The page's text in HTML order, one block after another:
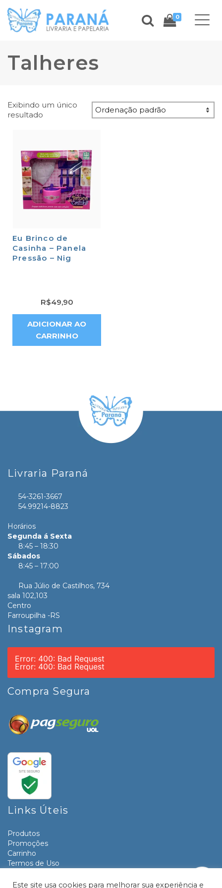
0
Talheres
Exibindo um único
resultado
Eu Brinco de
Casinha – Panela
Pressão – Nig
R$49,90
ADICIONAR AO
CARRINHO
Livraria Paraná
54-3261-3667
54.99214-8823
Horários
Segunda á Sexta
8:45 – 18:30
Sábados
8:45 – 17:00
Rua Júlio de Castilhos, 734
sala 102,103
Centro
Farroupilha -RS
Instagram
Error: 400: Bad Request
Error: 400: Bad Request
Compra Segura
Links Úteis
Produtos
Promoções
Carrinho
Termos de Uso
Contato
Este site usa cookies para melhorar sua experiência e